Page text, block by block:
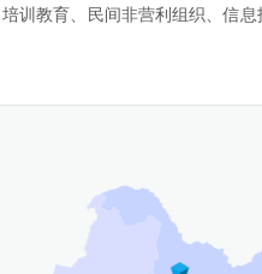
训教育、民间非营利组织、信